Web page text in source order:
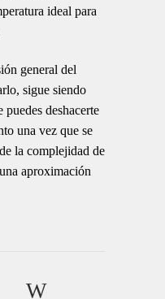
ideal para
general del
sigue siendo
deshacerte
una vez que se
la complejidad de
aproximación